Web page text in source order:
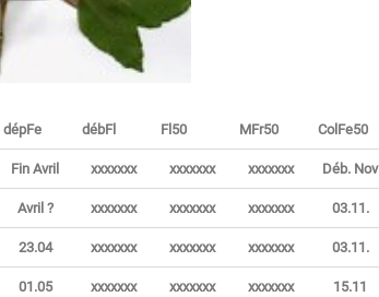
dépFe débFl Fl50 MFr50 ColFe50
Fin Avril xxxxxxx xxxxxxx xxxxxxx Déb. Nov
Avril ? xxxxxxx xxxxxxx xxxxxxx 03.11.
23.04 xxxxxxx xxxxxxx xxxxxxx 03.11.
01.05 xxxxxxx xxxxxxx xxxxxxx 15.11